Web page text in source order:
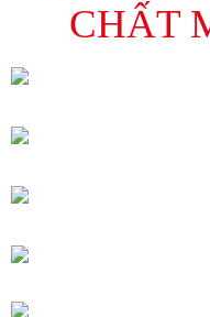
CHẤT